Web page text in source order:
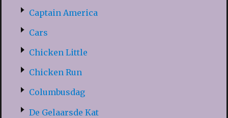
Captain America
Cars
Chicken Little
Chicken Run
Columbusdag
De Gelaarsde Kat